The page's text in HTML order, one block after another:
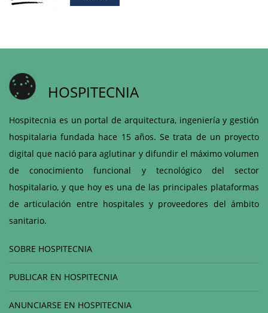
HOSPITECNIA
Hospitecnia es un portal de arquitectura, ingeniería y gestión
hospitalaria fundada hace 15 años. Se trata de un proyecto
digital que nació para aglutinar y difundir el máximo volumen
de conocimiento funcional y tecnológico del sector
hospitalario, y que hoy es una de las principales plataformas
de articulación entre hospitales y proveedores del ámbito
sanitario.
SOBRE HOSPITECNIA
PUBLICAR EN HOSPITECNIA
ANUNCIARSE EN HOSPITECNIA